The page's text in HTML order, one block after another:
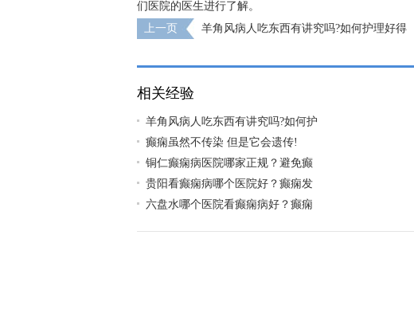
们医院的医生进行了解。
上一页
羊角风病人吃东西有讲究吗?如何护理好得
相关经验
羊角风病人吃东西有讲究吗?如何护
癫痫虽然不传染 但是它会遗传!
铜仁癫痫病医院哪家正规？避免癫
贵阳看癫痫病哪个医院好？癫痫发
六盘水哪个医院看癫痫病好？癫痫